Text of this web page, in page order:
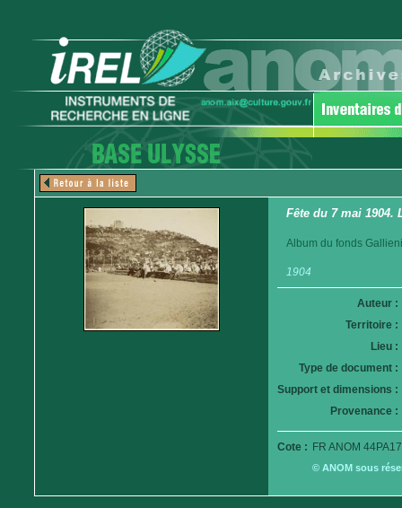
Fête du 7 mai 1904.
Album du fonds
1904
Auteur :
Territoire :
Lieu :
Type de document :
Support et dimensions :
Provenance :
Cote : FR ANOM
© ANOM sous